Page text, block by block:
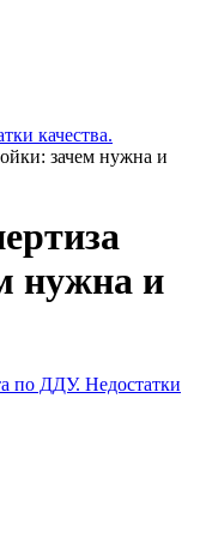
качества.
зачем нужна и
нужна и
по ДДУ. Недостатки